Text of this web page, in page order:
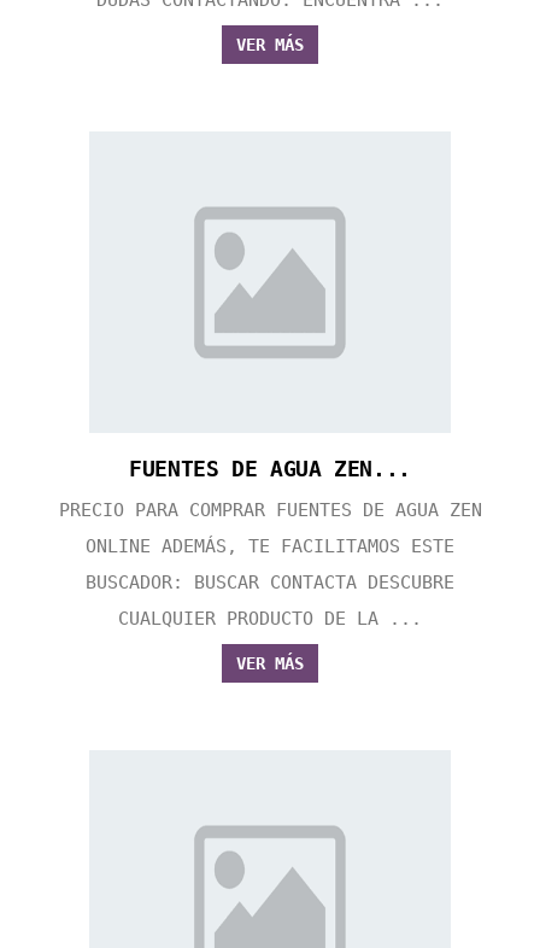
VER MÁS
FUENTES DE AGUA ZEN...
PRECIO PARA COMPRAR FUENTES DE AGUA ZEN
ONLINE ADEMÁS, TE FACILITAMOS ESTE
BUSCADOR: BUSCAR CONTACTA DESCUBRE
CUALQUIER PRODUCTO DE LA ...
VER MÁS